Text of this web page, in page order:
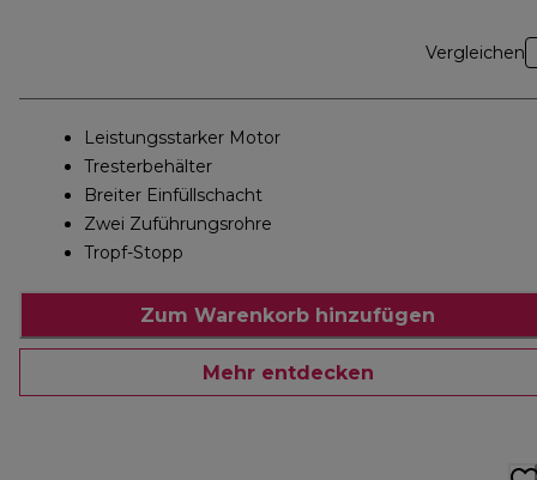
Vergleichen
Leistungsstarker Motor
Tresterbehälter
Breiter Einfüllschacht
Zwei Zuführungsrohre
Tropf-Stopp
Zum Warenkorb hinzufügen
Mehr entdecken